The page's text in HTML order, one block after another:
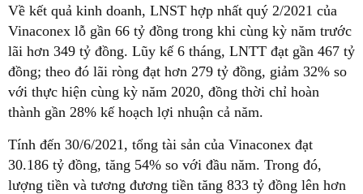
Về kết quả kinh doanh, LNST hợp nhất quý 2/2021 của
Vinaconex lỗ gần 66 tỷ đồng trong khi cùng kỳ năm trước
lãi hơn 349 tỷ đồng. Lũy kế 6 tháng, LNTT đạt gần 467 tỷ
đồng; theo đó lãi ròng đạt hơn 279 tỷ đồng, giảm 32% so
với thực hiện cùng kỳ năm 2020, đồng thời chỉ hoàn
thành gần 28% kế hoạch lợi nhuận cả năm.
Tính đến 30/6/2021, tổng tài sản của Vinaconex đạt
30.186 tỷ đồng, tăng 54% so với đầu năm. Trong đó,
lượng tiền và tương đương tiền tăng 833 tỷ đồng lên hơn